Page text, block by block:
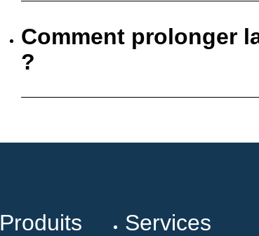
Comment prolonger
?
Produits Services